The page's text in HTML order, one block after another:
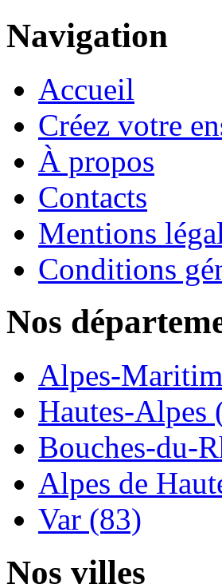
Navigation
Accueil
Créez votre
À propos
Contacts
Mentions
Conditions
Nos
Alpes-
Hautes-Alpes
Bouches-du-
Alpes de
Var (83)
Nos villes